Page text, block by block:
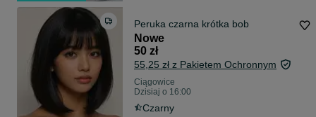
Peruka czarna krótka bob
Nowe
50 zł
55,25 zł z Pakietem Ochronnym
Ciągowice
Dzisiaj o 16:00
Czarny